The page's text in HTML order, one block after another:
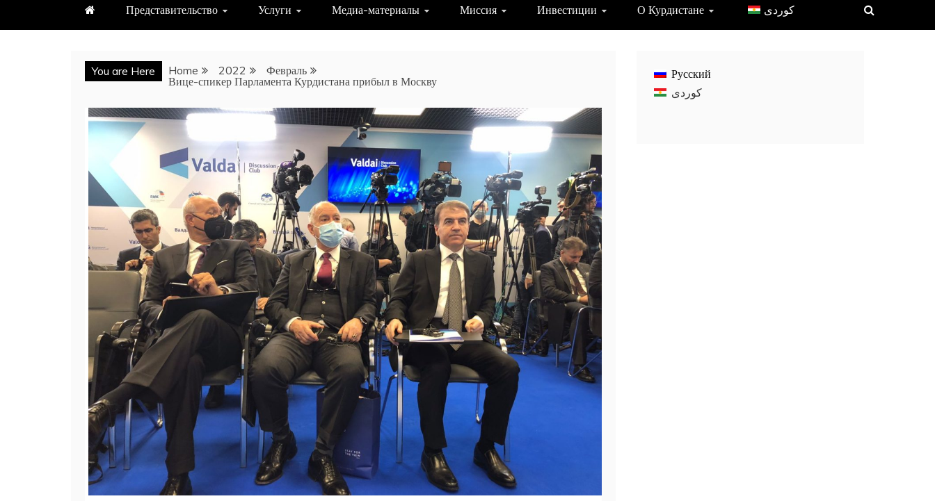
Представительство Услуги Медиа-материалы Миссия Инвестиции О Курдистане
You are Here Home 2022
Февраль
Вице-спикер Парламента Курдистана прибыл в Москву
Русский